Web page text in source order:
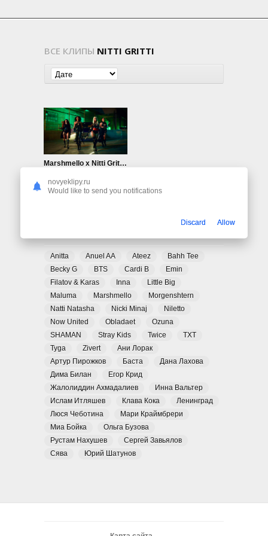
ВСЕ КЛИПЫ NITTI GRITTI
Marshmello x Nitti Gritti ft. Megan Thee Stallion — Bad Bitches
Anitta Anuel AA Ateez
Bahh Tee
Becky G
BTS Cardi B
Emin
Filatov & Karas
Inna
Little Big
Maluma
Marshmello
Morgenshtern
Natti Natasha
Nicki Minaj
Niletto
Now United
Obladaet
Ozuna
SHAMAN
Stray Kids Twice
TXT
Tyga
Zivert
Ани Лорак
Артур Пирожков
Баста
Дана Лахова
Дима Билан
Егор Крид
Жалолиддин Ахмадалиев
Инна Вальтер
Ислам Итляшев
Клава Кока
Ленинград
Люся Чеботина
Мари Краймбрери
Миа Бойка
Ольга Бузова
Рустам Нахушев
Сергей Завьялов
Сява
Юрий Шатунов
novyeklipy.ru
Would like to send you notifications
Discard Allow